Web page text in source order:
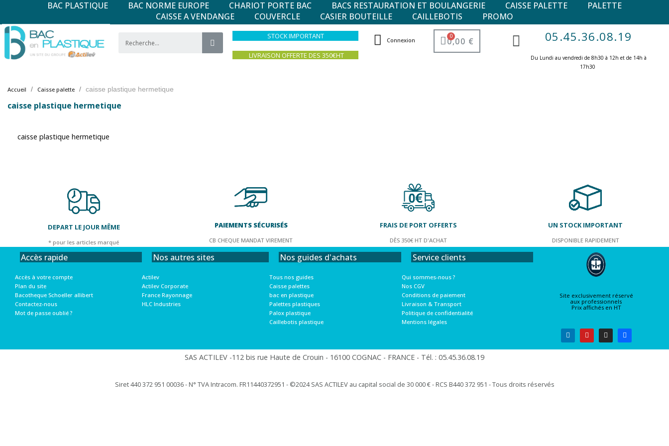
BAC PLASTIQUE BAC NORME EUROPE CHARIOT PORTE BAC BACS RESTAURATION ET BOULANGERIE CAISSE PALETTE
PALETTE
CAISSE A VENDANGE
COUVERCLE CASIER BOUTEILLE CAILLEBOTIS PROMO
STOCK IMPORTANT
LIVRAISON OFFERTE DES 350€HT
Connexion 0,00 € 05.45.36.08.19
Du Lundi au vendredi de 8h30 à 12h et de 14h à
17h30 ​
Accueil Caisse palette caisse plastique hermetique
caisse plastique hermetique
caisse plastique hermetique
DEPART LE JOUR MÊME
* pour les articles marqué
PAIEMENTS SÉCURISÉS
CB CHEQUE MANDAT VIREMENT
FRAIS DE PORT OFFERTS
DÈS 350€ HT D'ACHAT
UN STOCK IMPORTANT
DISPONIBLE RAPIDEMENT
Accès rapide
Accès à votre compte
Plan du site
Bacotheque Schoeller allibert
Contactez-nous
Mot de passe oublié ?
Nos autres sites
Actilev
Actilev Corporate
France Rayonnage
HLC Industries
Nos guides d'achats
Tous nos guides
Caisse palettes
bac en plastique
Palettes plastiques
Palox plastique
Caillebotis plastique
Service clients
Qui sommes-nous ?
Nos CGV
Conditions de paiement
Livraison & Transport
Politique de confidentialité
Mentions légales
Site exclusivement réservé
aux professionnels
Prix affichés en HT
SAS ACTILEV -112 bis rue Haute de Crouin - 16100 COGNAC - FRANCE - Tél. : 05.45.36.08.19​
Siret 440 372 951 00036 - N° TVA Intracom. FR11440372951 - ©2024 SAS ACTILEV au capital social de 30 000 € - RCS B440 372 951 - Tous droits réservés​​